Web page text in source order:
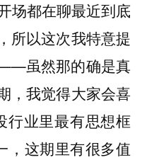
场都在聊最近到底
所以这次我特意提
虽然那的确是真
，我觉得大家会喜
行业里最有思想框
，这期里有很多值